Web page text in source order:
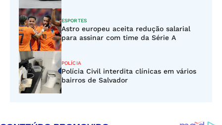
ESPORTES
Astro europeu aceita redução salarial
para assinar com time da Série A
POLÍCIA
Polícia Civil interdita clínicas em vários
bairros de Salvador